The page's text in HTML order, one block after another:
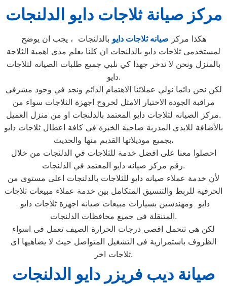
مركز صيانة ثلاجات دايو الدلنجات
هكذا مركز صيانه ثلاجات دايو بالدلنجات ، يجب ان يوضح
لمستخدمى ثلاجات دايو بالدلنجات ان كلنا يعلم مدى اهمية الثلاجة
بالمنزل ونحن لا ندخر جهدا كي نلبي جميع طلبات الصيانه لثلاجات
دايو.
لكن نحن دائما نولي عملائنا الاهتمام الدائم ونجد في وجود مشرفي
مراقبة الجودة الاختيار الامثل لخروج اجهزة الثلاجات سواء من
مركز الصيانه لثلاجات دايو المعتمد بالدلنجات او من منزل العميل.
بالأضافة للايدي المدربة صاحبة الخبرة في كافة اعطال ثلاجات دايو
بجميع موديلاتها القديم منها والحديث،
احصلوا معنا على افضل خدمة للثلاجات في الدلنجات من خلال
رقم مركز صيانه دايو المعتمد في الدلنجات.
لأن خدمة عملاء صيانه دايو للثلاجات بالدلنجات اعلى مستوى من
الحرفية للربط والتنسيق المتكامل بين خدمة عملاء مبيعات ثلاجات
دايو ومهندسين بسيارات مبيعات صيانه اجهزة ثلاجات دايو
المتنقلة فى جميع محافظات الدلنجات.
لكن هى تتحمل اقصى درجات الحرارة الصيف تعمل فى اسواء
الظروف باستمرارية فى التشغيل المتواصل حيث لا يضاهيها اى
ثلاجات اخر.
صيانة ديب فريزر دايو الدلنجات